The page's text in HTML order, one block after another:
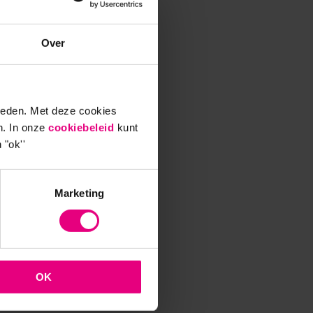
Over
Met deze cookies
In onze cookiebeleid kunt
"ok''
Marketing
OK
de